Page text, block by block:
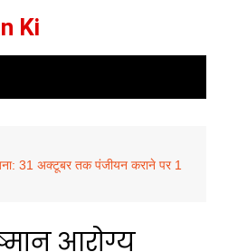
Ki
31 अक्टूबर तक पंजीयन कराने पर 1
आरोग्य